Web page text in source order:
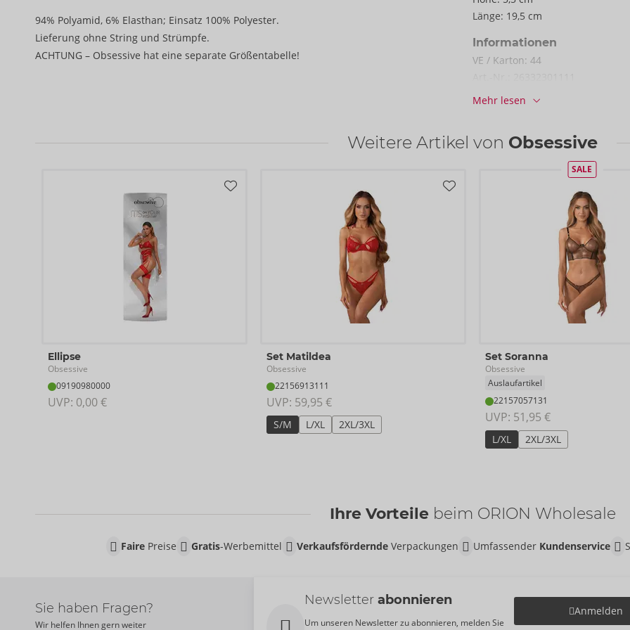
94% Polyamid, 6% Elasthan; Einsatz 100% Polyester.
Lieferung ohne String und Strümpfe.
ACHTUNG – Obsessive hat eine separate Größentabelle!
Länge: 19,5 cm
Informationen
VE / Karton: 44
Barcode:
Mehr lesen
Weitere Artikel von Obsessive
Ellipse
Obsessive
09190980000
UVP: 0,00 €
Set Matildea
Obsessive
22156913111
UVP: 59,95 €
S/M L/XL 2XL/3XL
SALE
Set Soranna
Obsessive
Auslaufartikel
22157057131
UVP: 51,95 €
L/XL 2XL/3XL
Ihre Vorteile beim ORION Wholesale
FairePreise Gratis-Werbemittel VerkaufsförderndeVerpackungen Umfassender Kundenservice
Sie haben Fragen?
Wir helfen Ihnen gern weiter
Newsletter abonnieren
Um unseren Newsletter zu abonnieren, melden Sie
Anmelden